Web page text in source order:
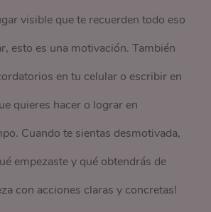
visible que te recuerden todo eso
esto es una motivación. También
en tu celular o escribir en
quieres hacer o lograr en
Cuando te sientas desmotivada,
empezaste y qué obtendrás de
con acciones claras y concretas!